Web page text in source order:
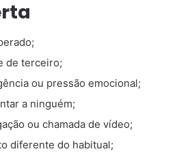
de terceiro;
ou pressão emocional;
a ninguém;
ou chamada de vídeo;
diferente do habitual;